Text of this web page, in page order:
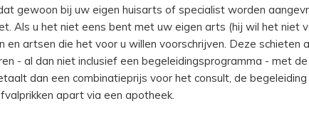
gewoon bij uw eigen huisarts of specialist worden
Als u het niet eens bent met uw eigen arts (hij wil het niet
artsen die het voor u willen voorschrijven. Deze schieten
- al dan niet inclusief een begeleidingsprogramma - met
dan een combinatieprijs voor het consult, de
apart via een apotheek.